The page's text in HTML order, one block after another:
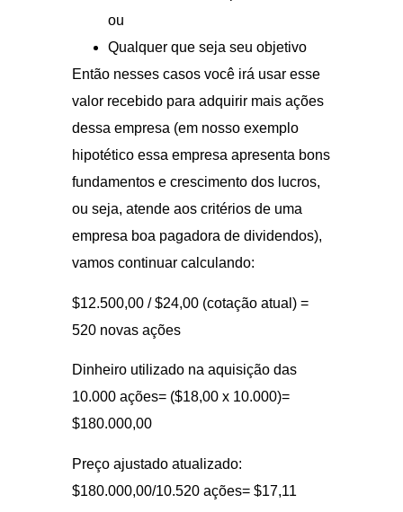
ou
Qualquer que seja seu objetivo
Então nesses casos você irá usar esse
valor recebido para adquirir mais ações
dessa empresa (em nosso exemplo
hipotético essa empresa apresenta bons
fundamentos e crescimento dos lucros,
ou seja, atende aos critérios de uma
empresa boa pagadora de dividendos),
vamos continuar calculando:
$12.500,00 / $24,00 (cotação atual) =
520 novas ações
Dinheiro utilizado na aquisição das
10.000 ações= ($18,00 x 10.000)=
$180.000,00
Preço ajustado atualizado:
$180.000,00/10.520 ações= $17,11